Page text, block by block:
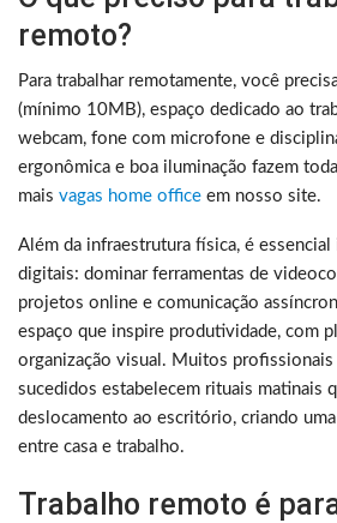
remoto?
Para trabalhar remotamente, você
(mínimo 10MB), espaço dedicado ao
webcam, fone com microfone e
ergonômica e boa iluminação fazem
mais vagas home office em nosso site.
Além da infraestrutura física, é
digitais: dominar ferramentas de
projetos online e comunicação
espaço que inspire produtividade, com
organização visual. Muitos
sucedidos estabelecem rituais matinais
deslocamento ao escritório, criando
entre casa e trabalho.
Trabalho remoto é